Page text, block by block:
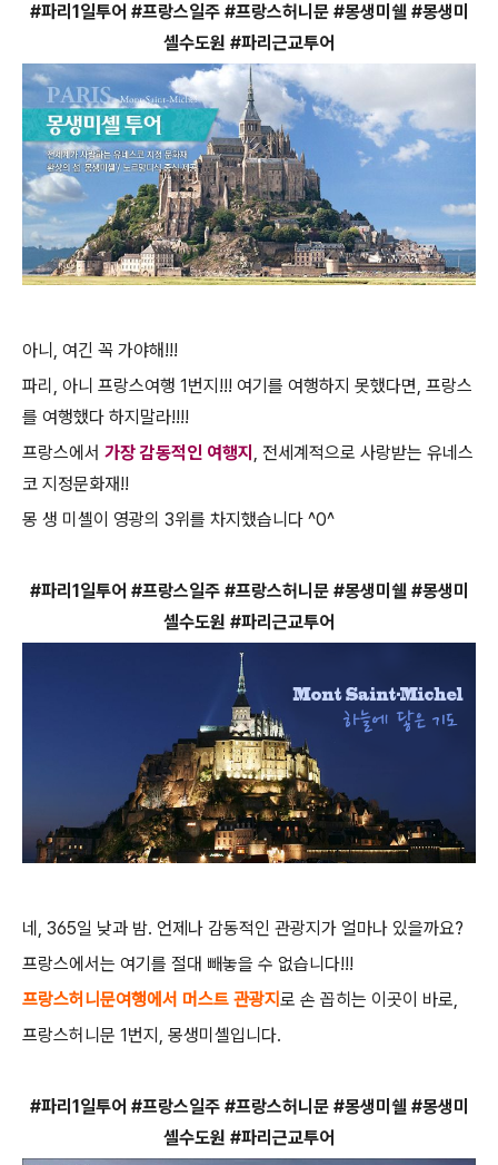
#파리1일투어 #프랑스일주 #프랑스허니문 #몽생미쉘 #몽생미
셸수도원 #파리근교투어
아니, 여긴 꼭 가야해!!!
파리, 아니 프랑스여행 1번지!!! 여기를 여행하지 못했다면, 프랑스
를 여행했다 하지말라!!!!
프랑스에서 가장 감동적인 여행지
, 전세계적으로 사랑받는 유네스
코 지정문화재!!
몽 생 미셸이 영광의 3위를 차지했습니다 ^0^
#파리1일투어 #프랑스일주 #프랑스허니문 #몽생미쉘 #몽생미
셸수도원 #파리근교투어
네, 365일 낮과 밤. 언제나 감동적인 관광지가 얼마나 있을까요?
프랑스에서는 여기를 절대 빼놓을 수 없습니다!!!
프랑스허니문여행에서 머스트 관광지 로 손 꼽히는 이곳이 바로,
프랑스허니문 1번지, 몽생미셸입니다.
#파리1일투어 #프랑스일주 #프랑스허니문 #몽생미쉘 #몽생미
셸수도원 #파리근교투어